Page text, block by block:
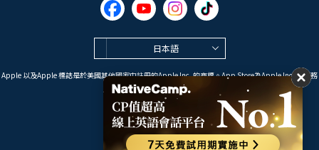
日本語
Apple 以及Apple 標誌是於美國其他國家中註冊的Apple Inc. 的商標。App Store為Apple Inc. 的服務
標誌。
Google Play是 Google LLC 的商標。
Copyright © 2026 線上英語會話
NativeCamp. All Rights Reserved.